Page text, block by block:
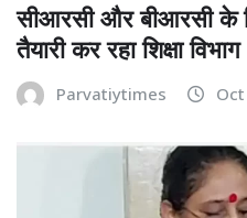
सीआरसी और बीआरसी के
तैयारी कर रहा शिक्षा विभाग
Parvatiytimes